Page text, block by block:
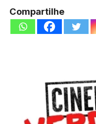
Compartilhe